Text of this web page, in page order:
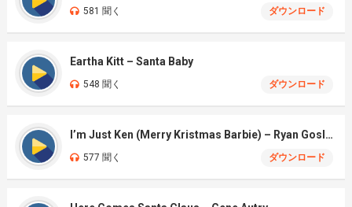
581 聞く ダウンロード
Eartha Kitt – Santa Baby
548 聞く ダウンロード
I’m Just Ken (Merry Kristmas Barbie) – Ryan Gosling & Mark Ronson
577 聞く ダウンロード